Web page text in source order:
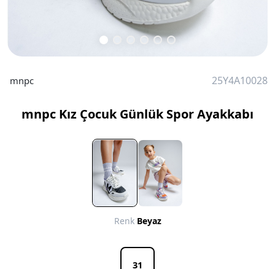
mnpc 25Y4A10028
mnpc Kız Çocuk Günlük Spor Ayakkabı
Renk Beyaz
31